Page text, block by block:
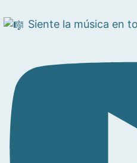
Siente la música en